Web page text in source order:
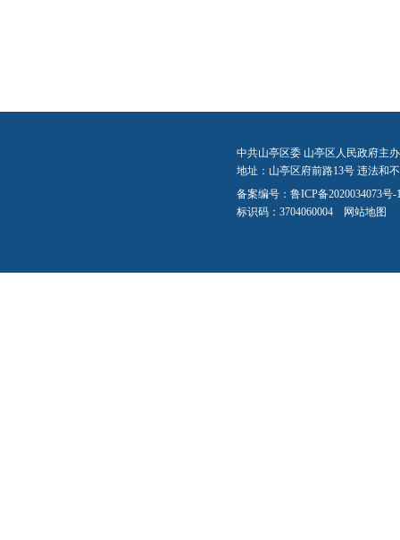
中共山亭区委 山亭区人民政府主
地址：山亭区府前路13号 违法和
备案编号： 鲁ICP备2020034073号-
标识码：3704060004 网站地图